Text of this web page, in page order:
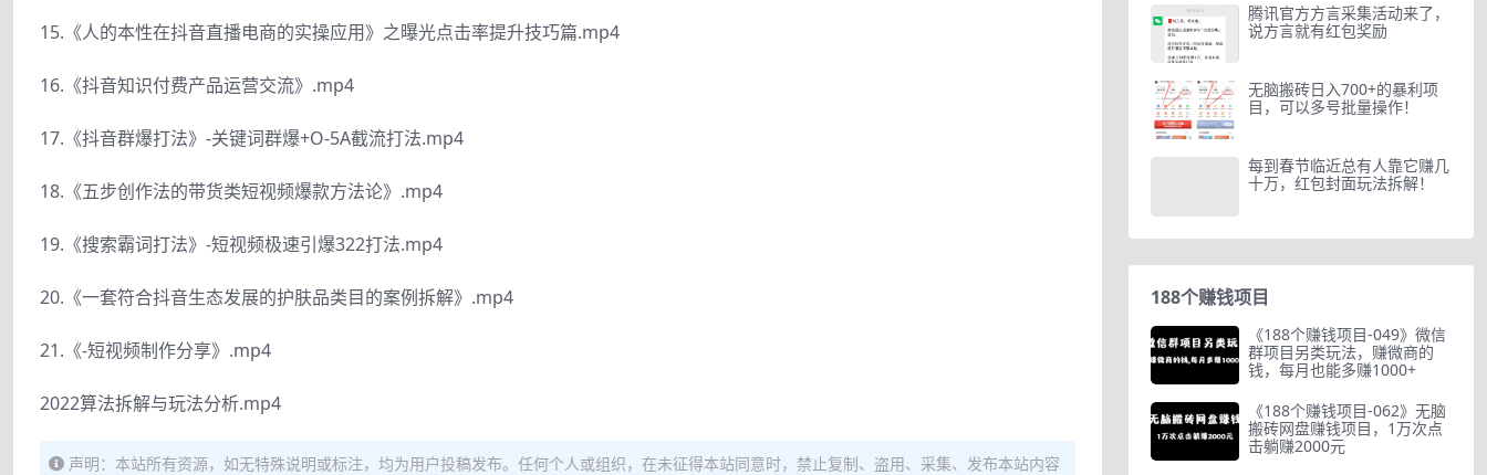
15.《人的本性在抖音直播电商的实操应用》之曝光点击率提升技巧篇.mp4
16.《抖音知识付费产品运营交流》.mp4
17.《抖音群爆打法》-关键词群爆+O-5A截流打法.mp4
18.《五步创作法的带货类短视频爆款方法论》.mp4
19.《搜索霸词打法》-短视频极速引爆322打法.mp4
20.《一套符合抖音生态发展的护肤品类目的案例拆解》.mp4
21.《-短视频制作分享》.mp4
2022算法拆解与玩法分析.mp4
声明：本站所有资源，如无特殊说明或标注，均为用户投稿发布。任何个人或组织，在未征得本站同意时，禁止复制、盗用、采集、发布本站内容
腾讯官方方言采集活动来了，
说方言就有红包奖励
无脑搬砖日入700+的暴利项
目，可以多号批量操作！
每到春节临近总有人靠它赚几
十万，红包封面玩法拆解！
188个赚钱项目
《188个赚钱项目-049》微信
群项目另类玩法，赚微商的
钱，每月也能多赚1000+
《188个赚钱项目-062》无脑
搬砖网盘赚钱项目，1万次点
击躺赚2000元